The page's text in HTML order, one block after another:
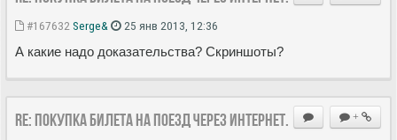
#167632 Serge& 25 янв 2013, 12:36
А какие надо доказательства? Скриншоты?
+
Re: Покупка билета на поезд через Интернет.